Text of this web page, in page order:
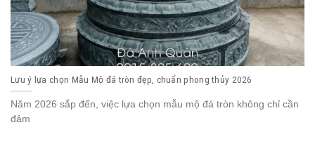
Lưu ý lựa chọn Mẫu Mộ đá tròn đẹp, chuẩn phong thủy 2026
Năm 2026 sắp đến, việc lựa chọn mẫu mộ đá tròn không chỉ cần
đảm